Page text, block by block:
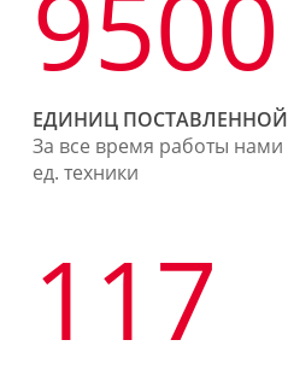
ЕДИНИЦ
За все время работы
ед. техники
117